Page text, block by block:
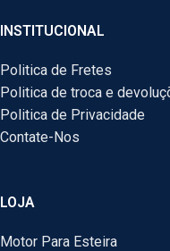
INSTITUCIONAL
Politica de Fretes
Politica de troca e
Politica de Privacidade
Contate-Nos
LOJA
Motor Para Esteira